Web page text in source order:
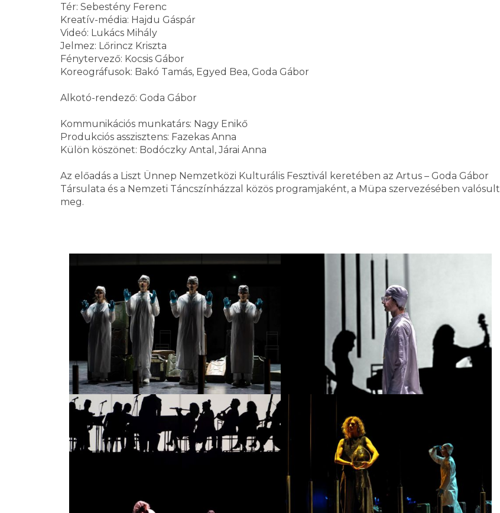
Tér: Sebestény Ferenc
Kreatív-média: Hajdu Gáspár
Videó: Lukács Mihály
Jelmez: Lőrincz Kriszta
Fénytervező: Kocsis Gábor
Koreográfusok: Bakó Tamás, Egyed Bea, Goda Gábor
Alkotó-rendező: Goda Gábor
Kommunikációs munkatárs: Nagy Enikő
Produkciós asszisztens: Fazekas Anna
Külön köszönet: Bodóczky Antal, Járai Anna
Az előadás a Liszt Ünnep Nemzetközi Kulturális Fesztivál keretében az Artus – Goda Gábor
Társulata és a Nemzeti Táncszínházzal közös programjaként, a Müpa szervezésében valósult
meg.